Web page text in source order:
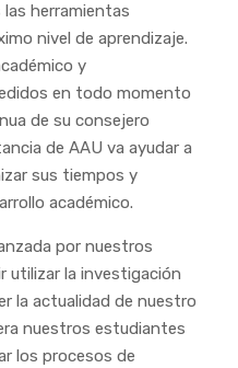
herramientas
nivel de aprendizaje.
y
en todo momento
de su consejero
de AAU va ayudar a
sus tiempos y
académico.
por nuestros
utilizar la investigación
la actualidad de nuestro
nuestros estudiantes
los procesos de